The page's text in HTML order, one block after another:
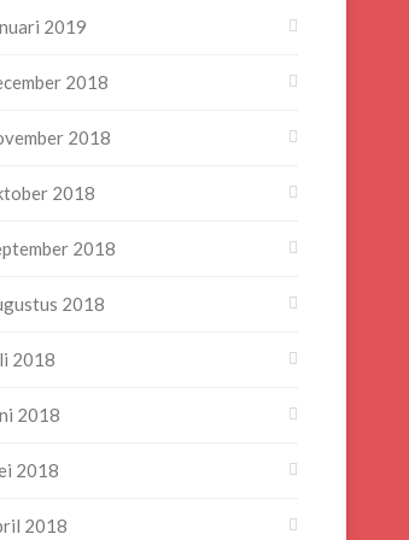
2019
2018
2018
2018
2018
2018
2018
2018
2018
2018